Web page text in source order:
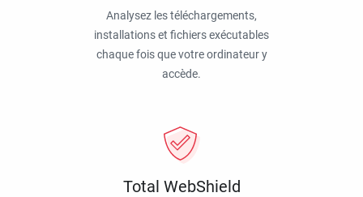
Analysez les téléchargements,
installations et fichiers exécutables
chaque fois que votre ordinateur y
accède.
Total WebShield